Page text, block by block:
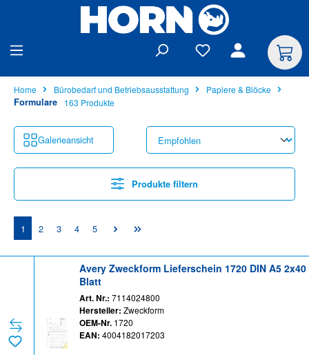
Home Bürobedarf und Betriebsausstattung Papiere & Blöcke
Formulare 163 Produkte
Galerieansicht
Produkte filtern
Seite
1 Seite
2 Seite
3 Seite
4 Seite
5
Avery Zweckform Lieferschein 1720 DIN A5 2x40
Blatt
Art. Nr.: 7114024800
Hersteller: Zweckform
OEM-Nr. 1720
EAN: 4004182017203